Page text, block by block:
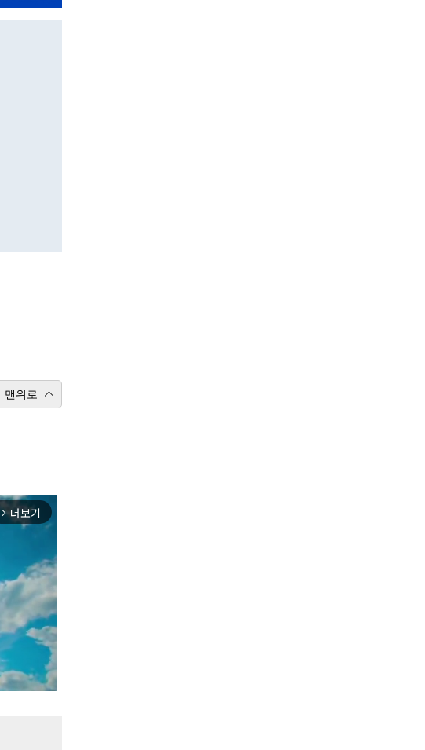
맨위로
arrow_forward_ios 더보기